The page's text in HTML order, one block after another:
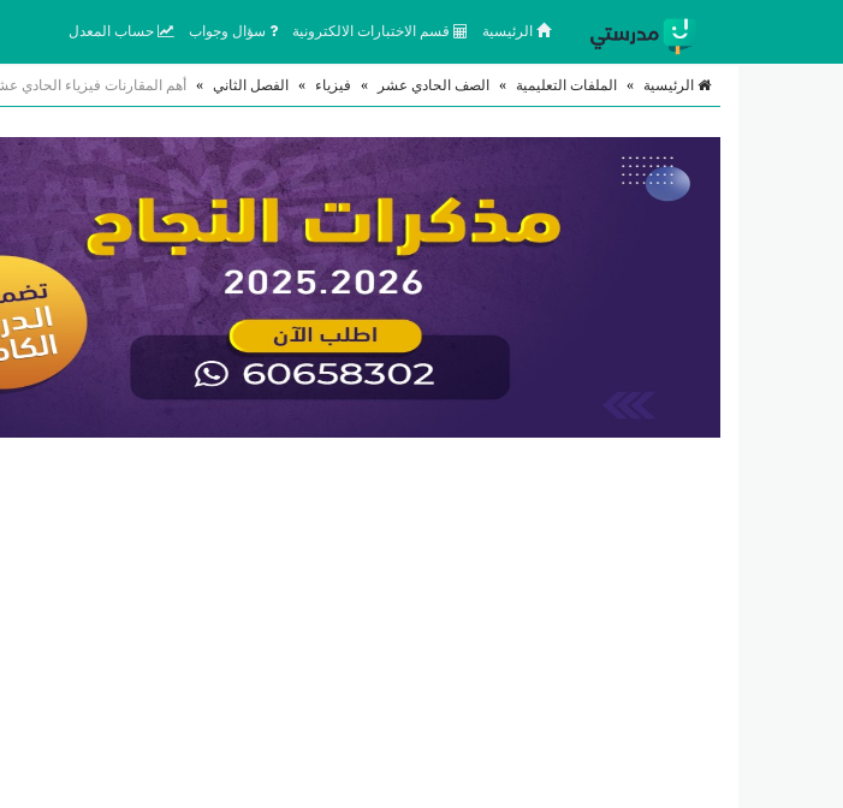
الرئيسية قسم الاختبارات الالكترونية سؤال وجواب حساب المعدل
الرئيسية » الملفات التعليمية » الصف الحادي عشر » فيزياء » الفصل الثاني » أهم المقارنات فيزياء الحادي عشر